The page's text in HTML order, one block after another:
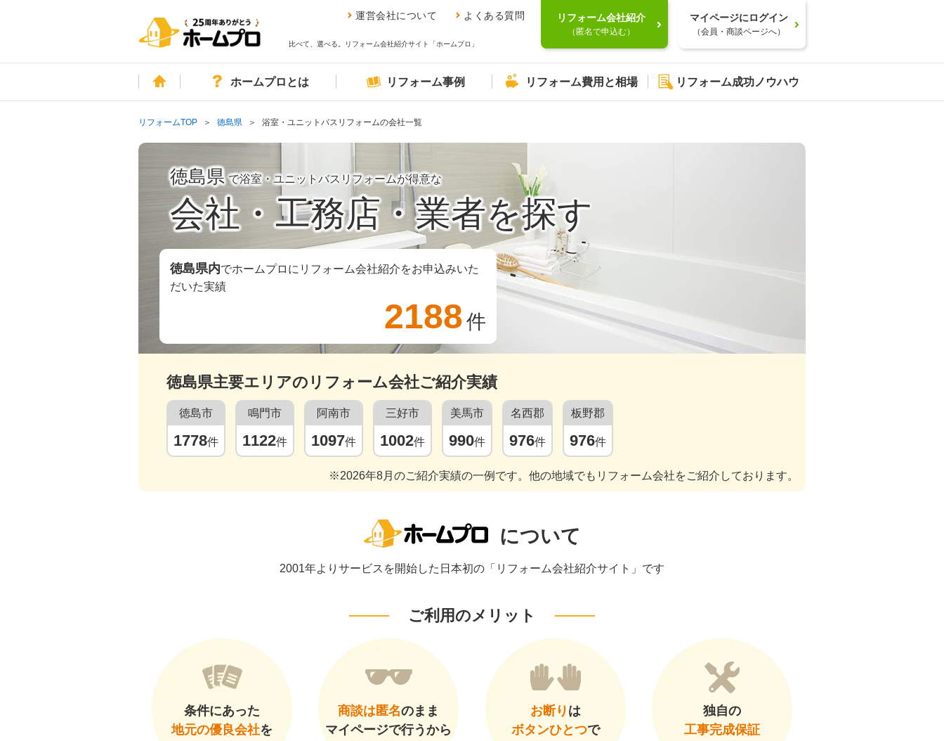
運営会社について よくある質問
比べて、選べる。リフォーム会社紹介サイト「ホームプロ」
リフォーム会社紹介
（匿名で申込む）
マイページにログイン
（会員・商談ページへ）
ホームホームプロとは リフォーム事例 リフォーム費用と相場 リフォーム成功ノウハウ
リフォームTOP 徳島県 浴室・ユニットバスリフォームの会社一覧
徳島県 で浴室・ユニットバスリフォームが得意な
会社・工務店・業者を探す
徳島県内でホームプロにリフォーム会社紹介をお申込みいた
だいた実績
2188件
徳島県主要エリアのリフォーム会社ご紹介実績
徳島市
1778件
鳴門市
1122件
阿南市
1097件
三好市
1002件
美馬市
990件
名西郡
976件
板野郡
976件
※2026年8月のご紹介実績の一例です。他の地域でもリフォーム会社をご紹介しております。
について
2001年よりサービスを開始した日本初の「リフォーム会社紹介サイト」です
ご利用のメリット
条件にあった
地元の優良会社を
商談は匿名のまま
マイページで行うから
お断り は
ボタンひとつで
独自の
工事完成保証